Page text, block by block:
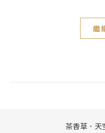
繼
茶香草．天